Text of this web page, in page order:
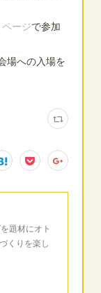
ージで参加
場への入場を
題材にオト
くりを楽し